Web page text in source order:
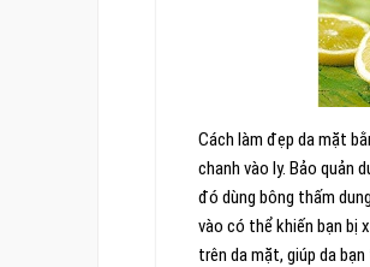
Cách làm đẹp da mặt
chanh vào ly. Bảo quản
đó dùng bông thấm
vào có thể khiến bạn bị
trên da mặt, giúp da